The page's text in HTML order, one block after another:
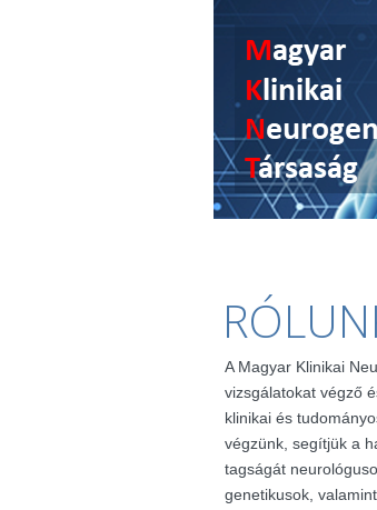
A Magyar Klinikai
vizsgálatokat végző
klinikai és
végzünk, segítjük a
tagságát
genetikusok,